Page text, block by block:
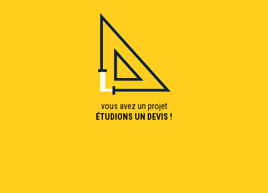
vous avez un projet
ÉTUDIONS UN DEVIS !